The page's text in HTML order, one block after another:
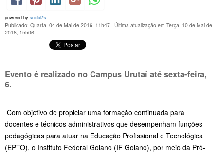
powered by social2s
Publicado: Quarta, 04 de Mai de 2016, 11h47 | Última atualização em Terça, 10 de Mai de
2016, 15h06
Evento é realizado no Campus Urutaí até sexta-feira,
6.
Com objetivo de propiciar uma formação continuada para
docentes e técnicos administrativos que desempenham funções
pedagógicas para atuar na Educação Profissional e Tecnológica
(EPTO), o Instituto Federal Goiano (IF Goiano), por meio da Pró-